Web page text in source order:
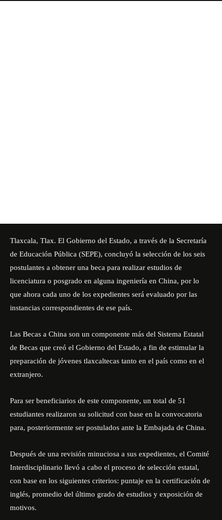
Tlaxcala, Tlax. El Gobierno del Estado, a través de la Secretaría
de Educación Pública (SEPE), concluyó la selección de los seis
postulantes a obtener una beca para realizar estudios de
licenciatura o posgrado en alguna ingeniería en China, por lo
que ahora cada uno de los expedientes será evaluado por las
instancias correspondientes de ese país.
Las Becas a China son un componente más del Sistema Estatal
de Becas que creó el Gobierno del Estado, a fin de estimular la
preparación de jóvenes tlaxcaltecas tanto en el país como en el
extranjero.
Para ser beneficiarios de este componente, un total de 51
estudiantes realizaron su solicitud con base en la convocatoria
para, posteriormente ser postulados ante la Embajada de China.
Después de una revisión minuciosa a sus expedientes, el Comité
Interdisciplinario llevó a cabo el proceso de selección estatal,
con base en los siguientes criterios: puntaje en la certificación de
inglés, promedio del último grado de estudios y exposición de
motivos.